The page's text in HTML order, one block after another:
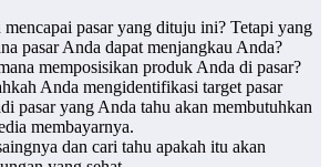
pasar yang dituju ini? Tetapi yang
pasar Anda dapat menjangkau Anda?
memposisikan produk Anda di pasar?
Anda mengidentifikasi target pasar
pasar yang Anda tahu akan membutuhkan
membayarnya.
dan cari tahu apakah itu akan